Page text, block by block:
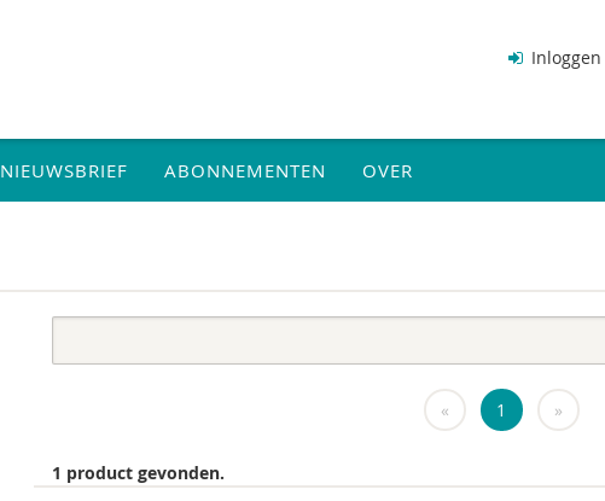
Inloggen
NIEUWSBRIEF ABONNEMENTEN OVER
« 1 »
1 product gevonden.